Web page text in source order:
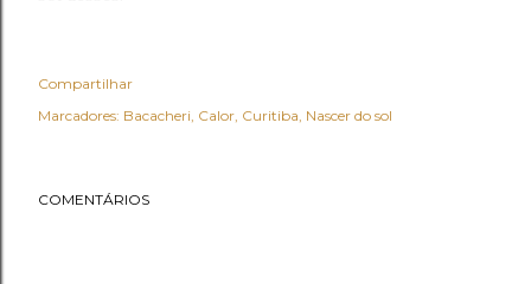
Compartilhar
Marcadores: Bacacheri Calor Curitiba Nascer do sol
COMENTÁRIOS